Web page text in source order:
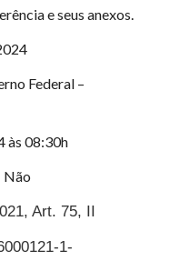
e seus anexos.
Federal –
às 08:30h
Não
Art. 75, II
1-